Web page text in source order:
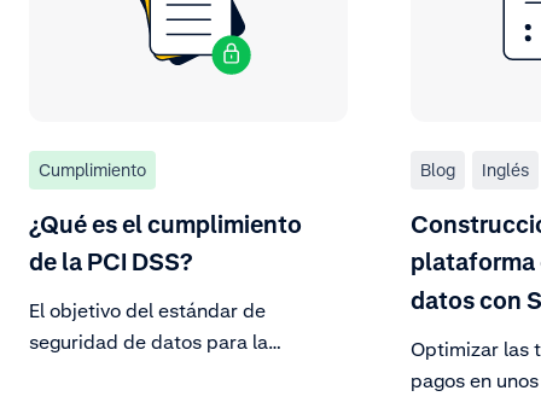
Cumplimiento
¿Qué es el cumplimiento
de la PCI DSS?
El objetivo del estándar de
seguridad de datos para la
Blog Inglés
plataforma
datos con
Optimizar las
pagos en